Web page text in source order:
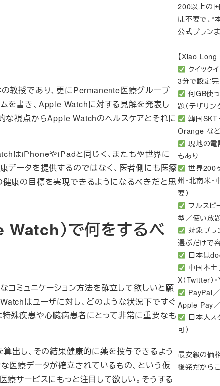
教授であり、更にPermanente医療グループ
を書き、Apple Watchに対する見解を発表し
な視点からApple Watchのヘルスケアとそれに
はiPhoneやiPadと同じく、またもや世界に
データを提供するのではなく、医者側にも医療
康の目標を実現できるようになるべきだと思
）で何をするべ
ミュニケーション方法を確立して欲しいと願
はユーザに対し、どのような状況下ですぐ
殊疾患や心臓病患者にとって非常に重要なも
出し、その結果健康的に薬を投与できるよう
医療データが確立されているもの、という仮
サービスにもっと注目して欲しい。そうする
200以上の
は不要で、“
公式プラン
【Xiao Long
クイック
3分で設定完
何GB使
題（テザリン
韓国SKT
Orange な
現地の電
もあり
世界200
州・北南米・
要）
フルスピ
型／使い放
対象プラ
選ぶだけで
日本は
中国本土
X（Twitter）
PayPal／
Apple Pay
日本人ス
可）
最安級の価
後発だから